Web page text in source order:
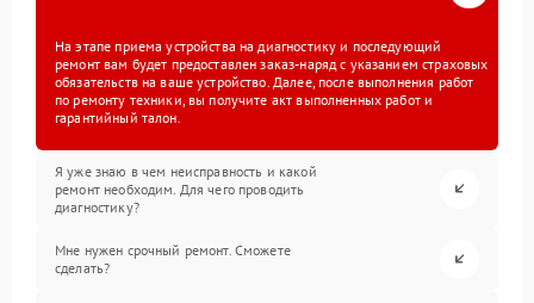
На этапе приема устройства на диагностику и последующий
ремонт вам будет предоставлен заказ-наряд с указанием страховых
обязательств на ваше устройство. Далее, после выполнения работ
по ремонту техники, вы получите акт выполненных работ и
гарантийный талон.
Я уже знаю в чем неисправность и какой
ремонт необходим. Для чего проводить
диагностику?
Мне нужен срочный ремонт. Сможете
сделать?